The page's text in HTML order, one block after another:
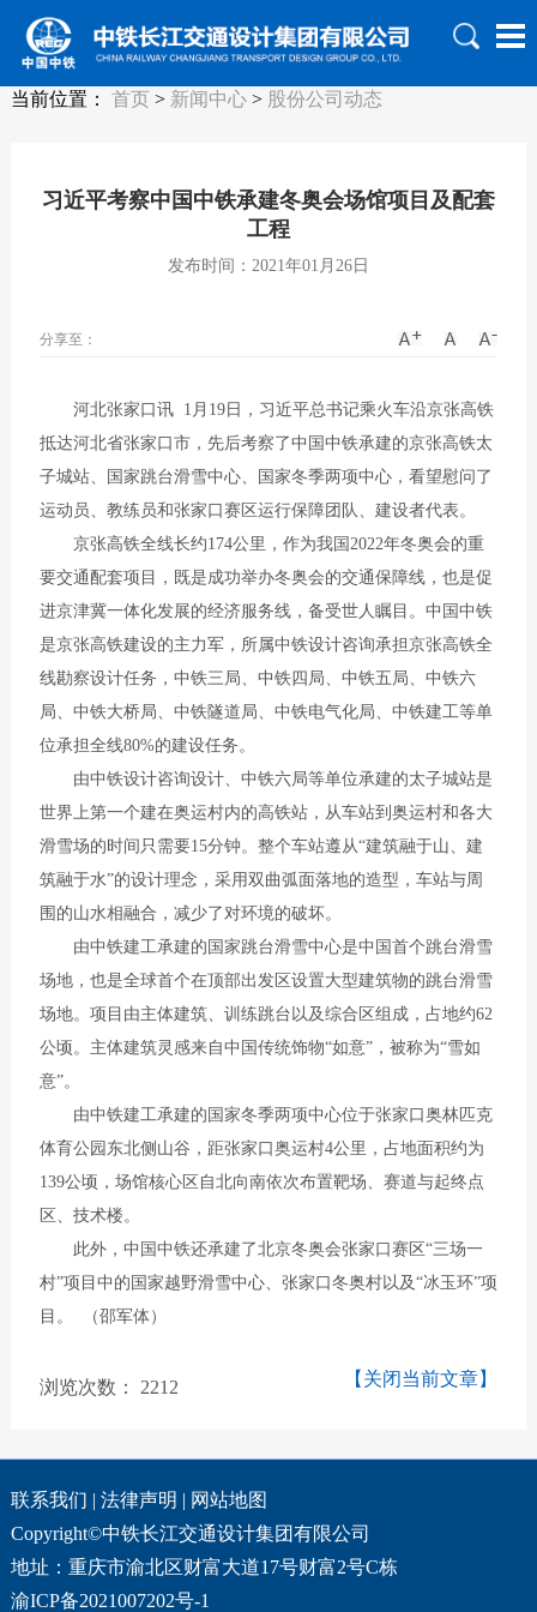
当前位置： 首页> 新闻中心> 股份公司动态
习近平考察中国中铁承建冬奥会场馆项目及配套
工程
发布时间：2021年01月26日
分享至：
河北张家口讯 1月19日，习近平总书记乘火车沿京张高铁
抵达河北省张家口市，先后考察了中国中铁承建的京张高铁太
子城站、国家跳台滑雪中心、国家冬季两项中心，看望慰问了
运动员、教练员和张家口赛区运行保障团队、建设者代表。
京张高铁全线长约174公里，作为我国2022年冬奥会的重
要交通配套项目，既是成功举办冬奥会的交通保障线，也是促
进京津冀一体化发展的经济服务线，备受世人瞩目。中国中铁
是京张高铁建设的主力军，所属中铁设计咨询承担京张高铁全
线勘察设计任务，中铁三局、中铁四局、中铁五局、中铁六
局、中铁大桥局、中铁隧道局、中铁电气化局、中铁建工等单
位承担全线80%的建设任务。
由中铁设计咨询设计、中铁六局等单位承建的太子城站是
世界上第一个建在奥运村内的高铁站，从车站到奥运村和各大
滑雪场的时间只需要15分钟。整个车站遵从“建筑融于山、建
筑融于水”的设计理念，采用双曲弧面落地的造型，车站与周
围的山水相融合，减少了对环境的破坏。
由中铁建工承建的国家跳台滑雪中心是中国首个跳台滑雪
场地，也是全球首个在顶部出发区设置大型建筑物的跳台滑雪
场地。项目由主体建筑、训练跳台以及综合区组成，占地约62
公顷。主体建筑灵感来自中国传统饰物“如意”，被称为“雪如
意”。
由中铁建工承建的国家冬季两项中心位于张家口奥林匹克
体育公园东北侧山谷，距张家口奥运村4公里，占地面积约为
139公顷，场馆核心区自北向南依次布置靶场、赛道与起终点
区、技术楼。
此外，中国中铁还承建了北京冬奥会张家口赛区“三场一
村”项目中的国家越野滑雪中心、张家口冬奥村以及“冰玉环”项
目。 （邵军体）
浏览次数： 2212 【关闭当前文章】
联系我们 | 法律声明 | 网站地图
Copyright©中铁长江交通设计集团有限公司
地址：重庆市渝北区财富大道17号财富2号C栋
渝ICP备2021007202号-1